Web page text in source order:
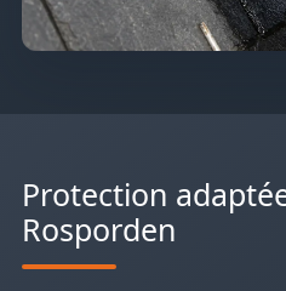
Protection
Rosporden